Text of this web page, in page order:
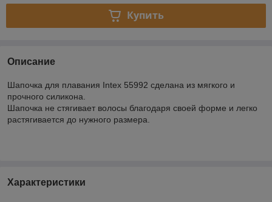
Купить
Описание
Шапочка для плавания Intex 55992 сделана из мягкого и
прочного силикона.
Шапочка не стягивает волосы благодаря своей форме и легко
растягивается до нужного размера.
Характеристики